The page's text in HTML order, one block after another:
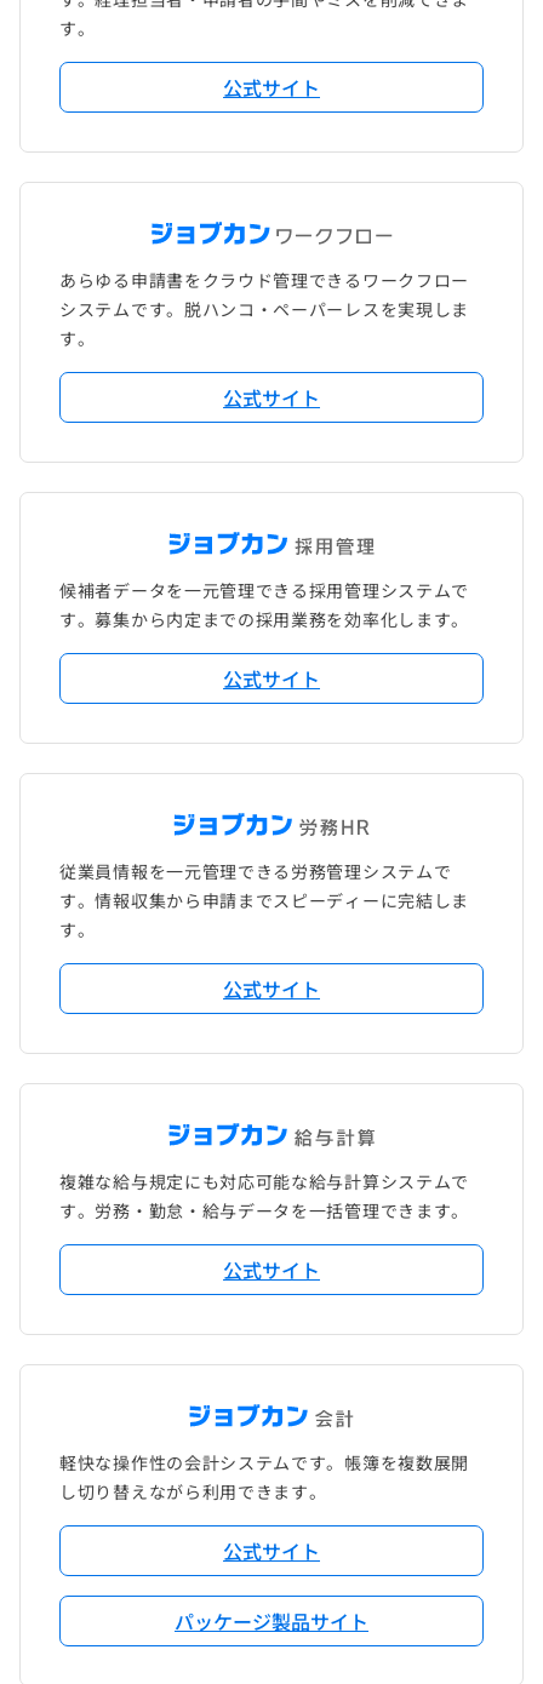
す。
公式サイト
あらゆる申請書をクラウド管理できるワークフロー
システムです。脱ハンコ・ペーパーレスを実現しま
す。
公式サイト
候補者データを一元管理できる採用管理システムで
す。募集から内定までの採用業務を効率化します。
公式サイト
従業員情報を一元管理できる労務管理システムで
す。情報収集から申請までスピーディーに完結しま
す。
公式サイト
複雑な給与規定にも対応可能な給与計算システムで
す。労務・勤怠・給与データを一括管理できます。
公式サイト
軽快な操作性の会計システムです。帳簿を複数展開
し切り替えながら利用できます。
公式サイト
パッケージ製品サイト